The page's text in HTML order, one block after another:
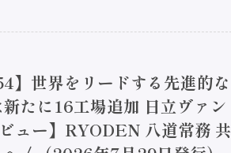
】世界をリードする先進的な
たに16工場追加 日立ヴァン
ュー】RYODEN 八道常務 共